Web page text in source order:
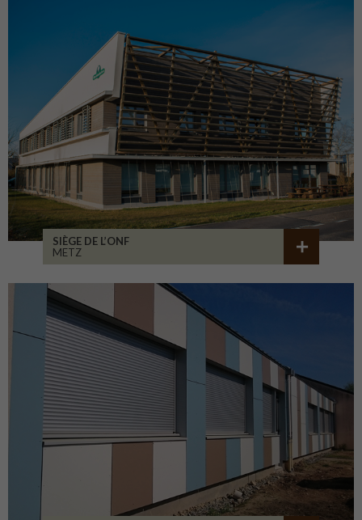
SIÈGE DE L’ONF
METZ